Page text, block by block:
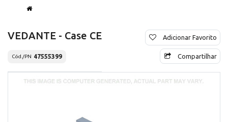
VEDANTE - Case CE
Cód./PN 47555399
Adicionar Favorito
Compartilhar